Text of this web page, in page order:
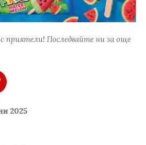
приятели! Последвайте ни за още
2025